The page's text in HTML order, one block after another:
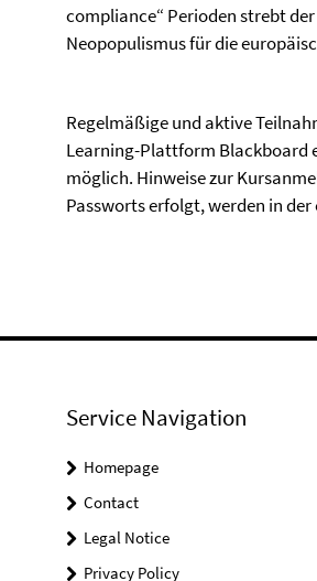
compliance“ Perioden strebt
Neopopulismus für die
Regelmäßige und aktive
Learning-Plattform Blackboard
möglich. Hinweise zur
Passworts erfolgt, werden in
Service Navigation
Homepage
Contact
Legal Notice
Privacy Policy